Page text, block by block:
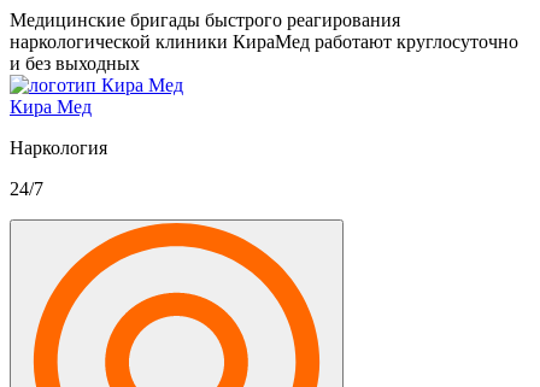
Медицинские бригады быстрого реагирования
наркологической клиники КираМед работают круглосуточно
и без выходных
Кира Мед
Наркология
24/7